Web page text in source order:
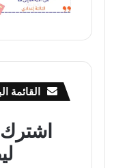
القائمة
اشترك